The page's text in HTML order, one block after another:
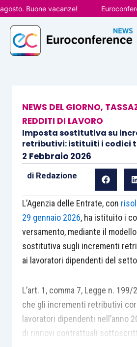
Vai
al
contenuto
Buone vacanze!
NEWS DEL GIORNO,
REDDITI DI LAVORO
Imposta sostitutiva su
retributivi: istituiti i codici
2 Febbraio 2026
di Redazione
L’Agenzia delle Entrate, con
29 gennaio 2026, ha istituito i
versamento, mediante il modello
sostitutiva sugli incrementi
ai lavoratori dipendenti del
L’art. 1, comma 7, Legge n.
che gli incrementi retributivi
lavoratori dipendenti nell’anno
di rinnovi contrattuali